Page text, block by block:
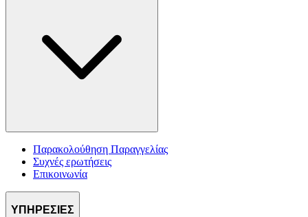
Παρακολούθηση Παραγγελίας
Συχνές ερωτήσεις
Επικοινωνία
ΥΠΗΡΕΣΙΕΣ